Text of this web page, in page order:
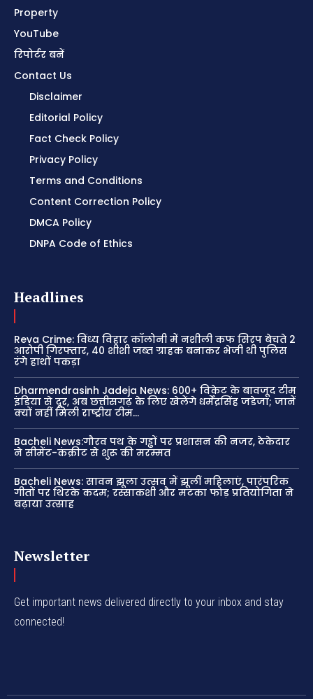
Property
YouTube
रिपोर्टर बनें
Contact Us
Disclaimer
Editorial Policy
Fact Check Policy
Privacy Policy
Terms and Conditions
Content Correction Policy
DMCA Policy
DNPA Code of Ethics
Headlines
Reva Crime: विंध्य विहार कॉलोनी में नशीली कफ सिरप बेचते 2
आरोपी गिरफ्तार, 40 शीशी जब्त ग्राहक बनाकर भेजी थी पुलिस
रंगे हाथों पकड़ा
Dharmendrasinh Jadeja News: 600+ विकेट के बावजूद टीम
इंडिया से दूर, अब छत्तीसगढ़ के लिए खेलेंगे धर्मेंद्रसिंह जडेजा; जानें
क्यों नहीं मिली राष्ट्रीय टीम...
Bacheli News:गौरव पथ के गड्ढों पर प्रशासन की नजर, ठेकेदार
ने सीमेंट-कंक्रीट से शुरू की मरम्मत
Bacheli News: सावन झूला उत्सव में झूलीं महिलाएं, पारंपरिक
गीतों पर थिरके कदम; रस्साकशी और मटका फोड़ प्रतियोगिता ने
बढ़ाया उत्साह
Newsletter
Get important news delivered directly to your inbox and stay
connected!